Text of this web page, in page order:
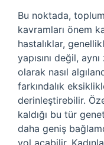
Bu noktada,
kavramları önem
hastalıklar,
yapısını değil,
olarak nasıl
farkındalık
derinleştirebilir.
kaldığı bu tür
daha geniş
yol açabilir.